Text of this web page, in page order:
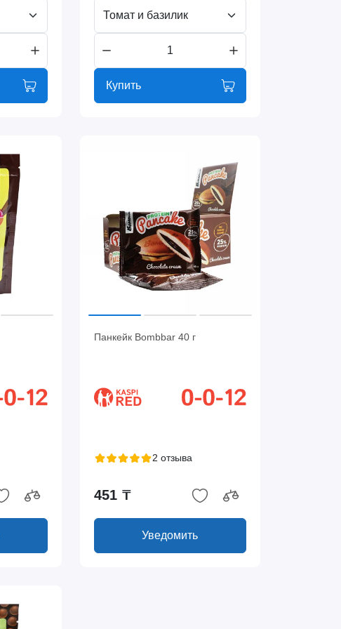
Томат и базилик
Купить
Панкейк Bombbar 40 г
2 отзыва
451 ₸
Уведомить